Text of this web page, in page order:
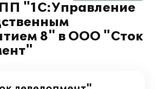
"1С:Управление
8" в ООО "Сток